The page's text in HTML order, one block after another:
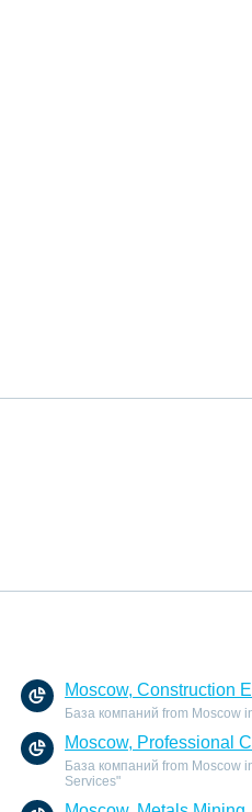
Moscow, Construction
База компаний from Moscow
Moscow, Professional
База компаний from Moscow
Services"